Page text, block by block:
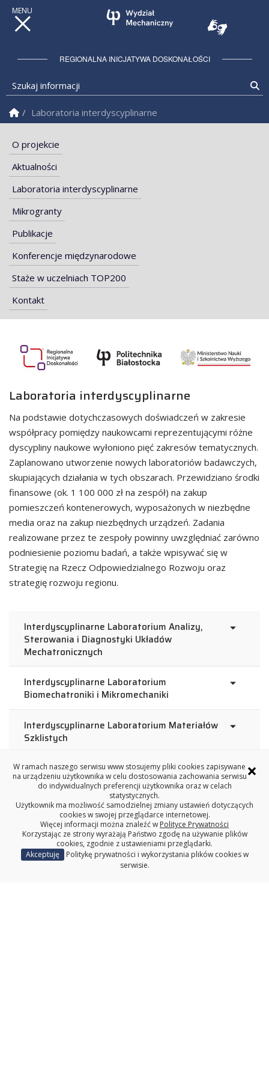
REGIONALNA INICJATYWA DOSKONAŁOŚCI
Szukaj informacji
Strona Główna
Laboratoria interdyscyplinarne
O projekcie
Aktualności
Laboratoria interdyscyplinarne
Mikrogranty
Publikacje
Konferencje międzynarodowe
Staże w uczelniach TOP200
Kontakt
Regionalna Inicjatywa Doskonałości
Laboratoria interdyscyplinarne
Na podstawie dotychczasowych doświadczeń w zakresie
współpracy pomiędzy naukowcami reprezentującymi różne
dyscypliny naukowe wyłoniono pięć zakresów tematycznych.
Zaplanowano utworzenie nowych laboratoriów badawczych,
skupiających działania w tych obszarach. Przewidziano środki
finansowe (ok. 1 100 000 zł na zespół) na zakup
pomieszczeń kontenerowych, wyposażonych w niezbędne
media oraz na zakup niezbędnych urządzeń. Zadania
realizowane przez te zespoły powinny uwzględniać zarówno
podniesienie poziomu badań, a także wpisywać się w
Strategię na Rzecz Odpowiedzialnego Rozwoju oraz
strategię rozwoju regionu.
Interdyscyplinarne Laboratorium Analizy,
Sterowania i Diagnostyki Układów
Mechatronicznych
Interdyscyplinarne Laboratorium
Biomechatroniki i Mikromechaniki
Interdyscyplinarne Laboratorium Materiałów
Szklistych
Interdyscyplinarne Laboratorium Budownictwa
Zrównoważonego
Interdyscyplinarne Laboratorium Spektroskopii
Cieczy i Ciała Stałego
×
W ramach naszego serwisu www stosujemy pliki cookies zapisywane
na urządzeniu użytkownika w celu dostosowania zachowania serwisu
do indywidualnych preferencji użytkownika oraz w celach
statystycznych.
Użytkownik ma możliwość samodzielnej zmiany ustawień dotyczących
cookies w swojej przeglądarce internetowej.
Więcej informacji można znaleźć w Polityce Prywatności
Korzystając ze strony wyrażają Państwo zgodę na używanie plików
cookies, zgodnie z ustawieniami przeglądarki.
Akceptuję
Politykę prywatności i wykorzystania plików cookies w
serwisie.